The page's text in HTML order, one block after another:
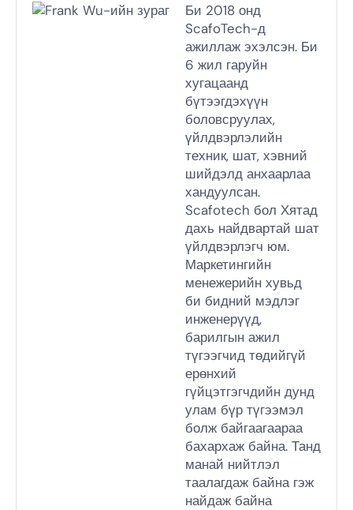
Би 2018 онд
ScafoTech-д
ажиллаж эхэлсэн. Би
6 жил гаруйн
хугацаанд
бүтээгдэхүүн
боловсруулах,
үйлдвэрлэлийн
техник, шат, хэвний
шийдэлд анхаарлаа
хандуулсан.
Scafotech бол Хятад
дахь найдвартай шат
үйлдвэрлэгч юм.
Маркетингийн
менежерийн хувьд
би бидний мэдлэг
инженерүүд,
барилгын ажил
түгээгчид төдийгүй
ерөнхий
гүйцэтгэгчдийн дунд
улам бүр түгээмэл
болж байгаагаараа
бахархаж байна. Танд
манай нийтлэл
таалагдаж байна гэж
найдаж байна